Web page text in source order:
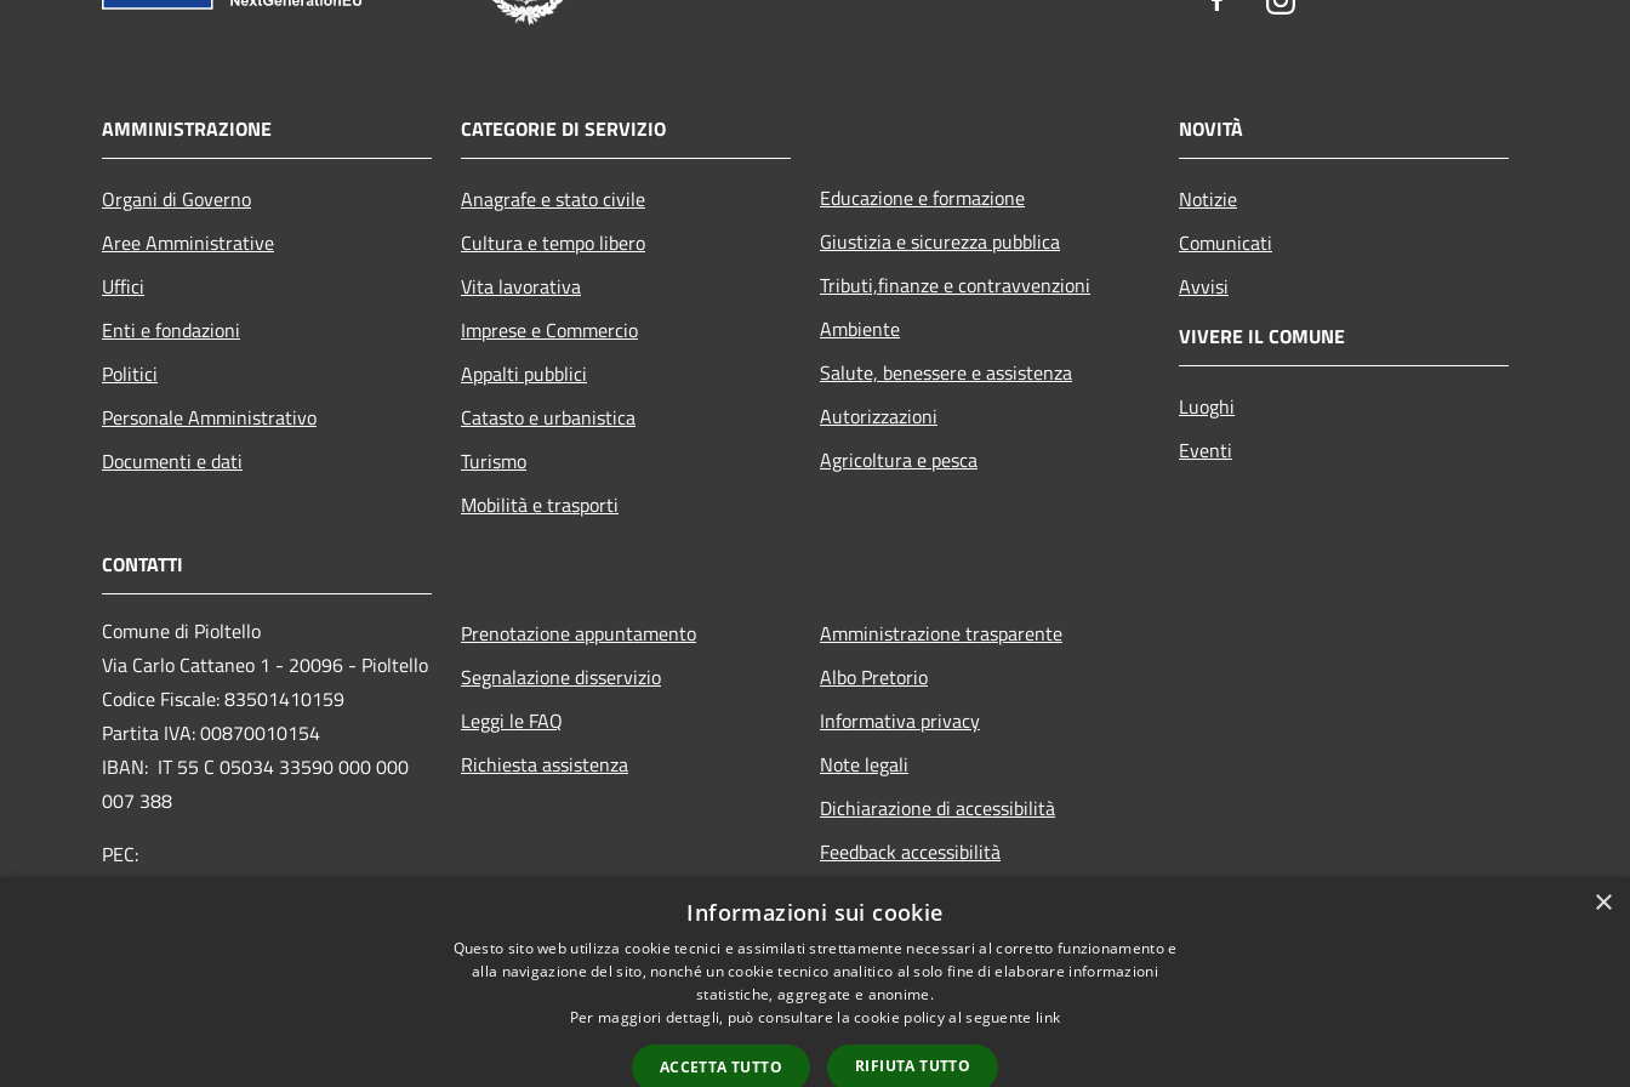
AMMINISTRAZIONE
Organi di Governo
Aree Amministrative
Uffici
Enti e fondazioni
Politici
Personale Amministrativo
Documenti e dati
CATEGORIE DI SERVIZIO
Anagrafe e stato civile
Cultura e tempo libero
Vita lavorativa
Imprese e Commercio
Appalti pubblici
Catasto e urbanistica
Turismo
Mobilità e trasporti
Educazione e formazione
Giustizia e sicurezza pubblica
Tributi,finanze e contravvenzioni
Ambiente
Salute, benessere e assistenza
Autorizzazioni
Agricoltura e pesca
NOVITÀ
Notizie
Comunicati
Avvisi
VIVERE IL COMUNE
Luoghi
Eventi
CONTATTI
Comune di Pioltello
Via Carlo Cattaneo 1 - 20096 - Pioltello
Codice Fiscale: 83501410159
Partita IVA: 00870010154
IBAN: IT 55 C 05034 33590 000 000
007 388
PEC:
Prenotazione appuntamento
Segnalazione disservizio
Leggi le FAQ
Richiesta assistenza
Amministrazione trasparente
Albo Pretorio
Informativa privacy
Note legali
Dichiarazione di accessibilità
Feedback accessibilità
personali
Copyright © 2026 • Comune di Pioltello • Powered by
×
Informazioni sui cookie
Questo sito web utilizza cookie tecnici e assimilati strettamente necessari al corretto funzionamento e
alla navigazione del sito, nonché un cookie tecnico analitico al solo fine di elaborare informazioni
statistiche, aggregate e anonime.
Per maggiori dettagli, può consultare la cookie policy al seguente link
ACCETTA TUTTO RIFIUTA TUTTO